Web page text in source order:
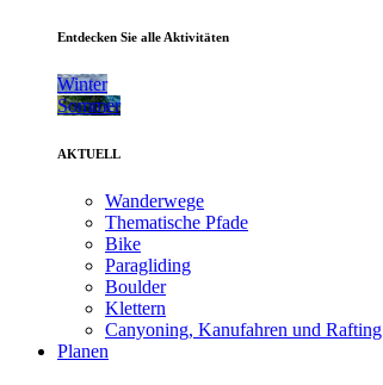
Entdecken Sie alle Aktivitäten
Winter
Sommer
AKTUELL
Wanderwege
Thematische Pfade
Bike
Paragliding
Boulder
Klettern
Canyoning, Kanufahren und Rafting
Planen